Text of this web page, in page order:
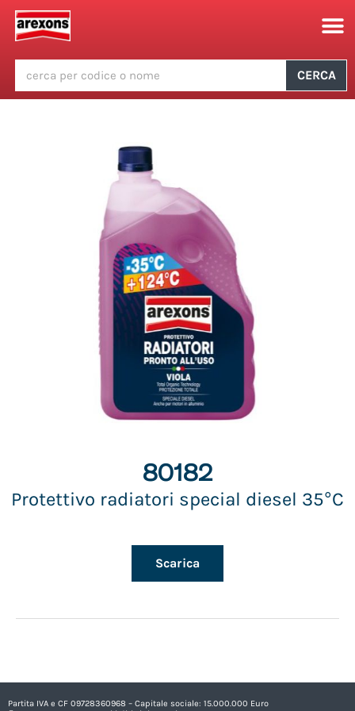
CERCA
80182
Protettivo radiatori special diesel 35°C
Scarica
Partita IVA e CF 09728360968 – Capitale sociale: 15.000.000 Euro